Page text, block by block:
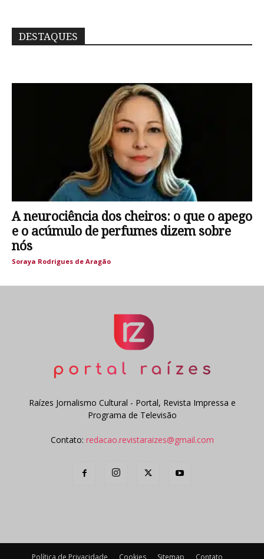
DESTAQUES
A neurociência dos cheiros: o que o apego
e o acúmulo de perfumes dizem sobre
nós
Soraya Rodrigues de Aragão
Raízes Jornalismo Cultural - Portal, Revista Impressa e
Programa de Televisão
Contato: redacao.revistaraizes@gmail.com
Política de Privacidade Cookies Sitemap Contato